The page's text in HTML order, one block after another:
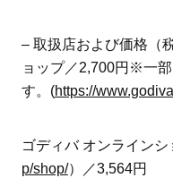
– 取扱店および価格（
ョップ／2,700円※一
す。(https://
ゴディバ オンラインシ
p/shop/）／3,564円